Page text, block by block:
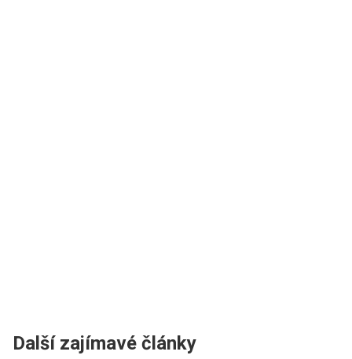
Další zajímavé články